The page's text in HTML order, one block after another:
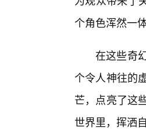
个角色浑然一
在这些奇
个令人神往的
芒，点亮了这
世界里，挥洒